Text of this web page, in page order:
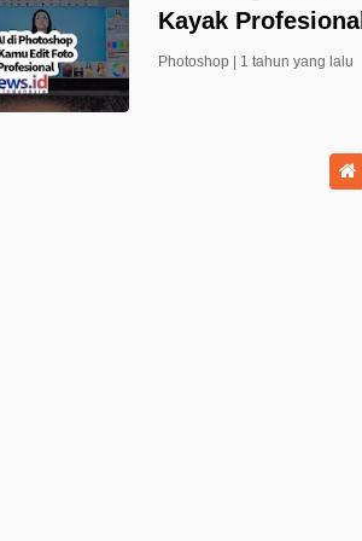
Kayak Profesional
Photoshop | 1 tahun yang lalu